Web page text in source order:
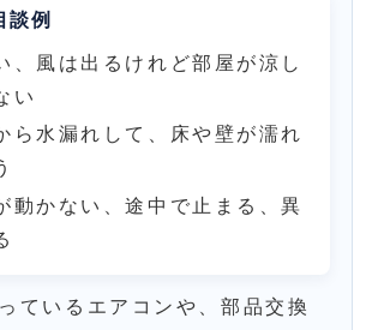
談例
、風は出るけれど部屋が涼し
い
ら水漏れして、床や壁が濡れ
動かない、途中で止まる、異
ているエアコンや、部品交換